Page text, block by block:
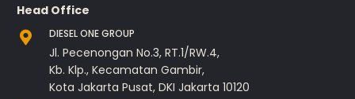
Head Office
DIESEL ONE GROUP
Jl. Pecenongan No.3, RT.1/RW.4,
Kb. Klp., Kecamatan Gambir,
Kota Jakarta Pusat, DKI Jakarta 10120